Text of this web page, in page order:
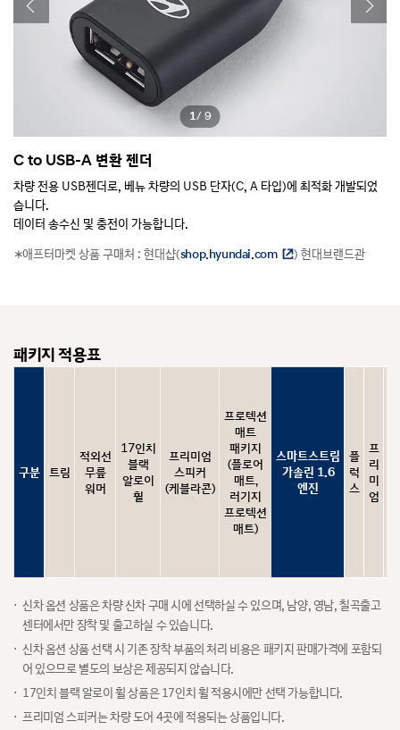
C to USB-A 변환 젠더
차량 전용 USB젠더로, 베뉴 차량의 USB 단자(C, A 타입)에 최적화 개발되었
습니다.
데이터 송수신 및 충전이 가능합니다.
보장하지 않습니다.
1/ 9
애프터마켓 상품 구매처 : 현대샵(shop.hyundai.com ) 현대브랜드관
패키지 적용표
구분 트림
적외선
무릎
워머
17인치
블랙
알로이
휠
프리미엄
스피커
(케블라콘)
프로텍션
매트
패키지
(플로어
매트,
러기지
프로텍션
매트)
스마트스트림
가솔린 1.6
엔진
플
럭
스
프
리
미
엄
신차 옵션 상품은 차량 신차 구매 시에 선택하실 수 있으며, 남양, 영남, 칠곡출고
센터에서만 장착 및 출고하실 수 있습니다.
신차 옵션 상품 선택 시 기존 장착 부품의 처리 비용은 패키지 판매가격에 포함되
어 있으므로 별도의 보상은 제공되지 않습니다.
17인치 블랙 알로이 휠 상품은 17인치 휠 적용시에만 선택 가능합니다.
프리미엄 스피커는 차량 도어 4곳에 적용되는 상품입니다.